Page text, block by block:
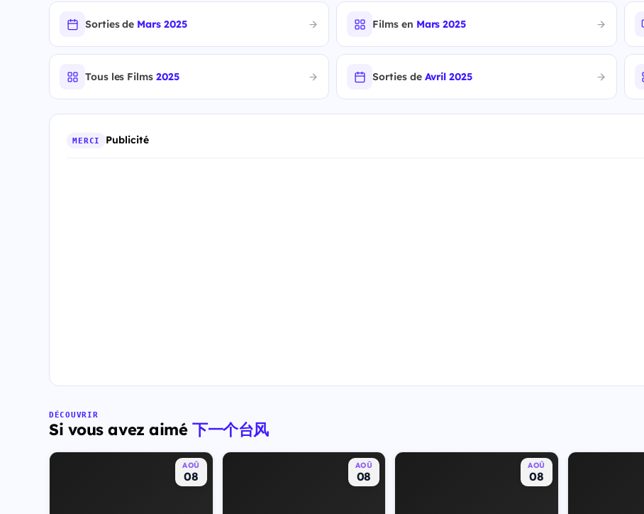
Sorties de Mars 2025 Films en Mars 2025
Tous les Films 2025 Sorties de Avril 2025
MERCI Publicité
DÉCOUVRIR
Si vous avez aimé下一个台风
AOÛ
08
AOÛ
08
AOÛ
08